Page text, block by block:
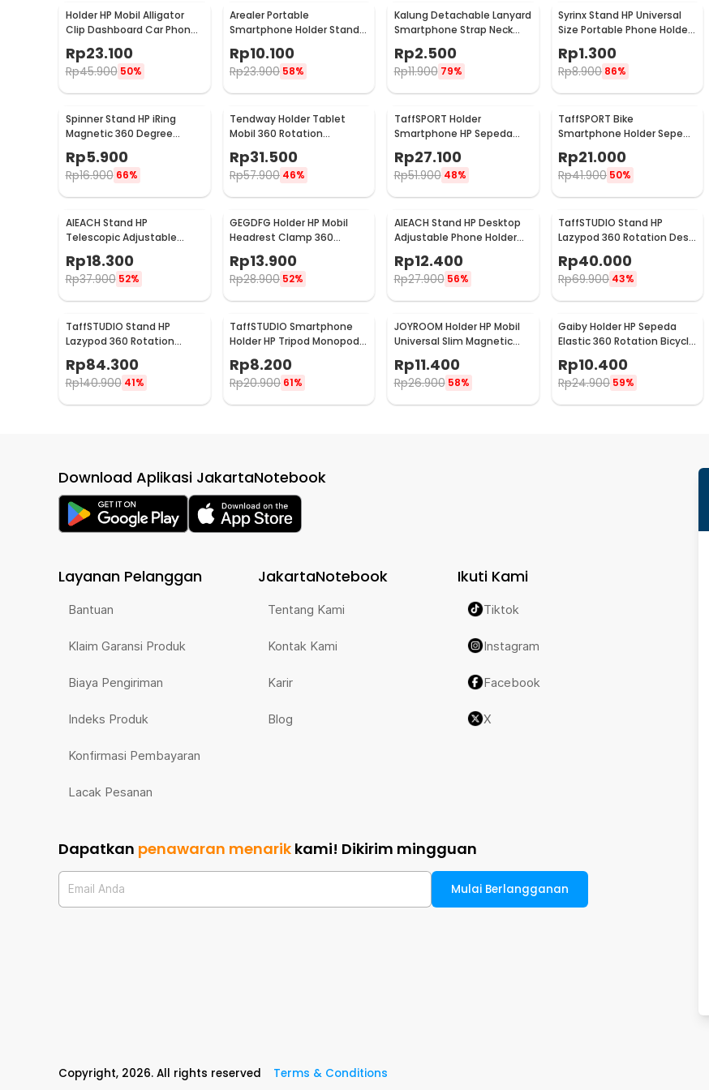
Holder HP Mobil Alligator
Clip Dashboard Car Phone
Rp23.100
Rp45.900 50%
Arealer Portable
Smartphone Holder Stand
Rp10.100
Rp23.900 58%
Kalung Detachable Lanyard
Smartphone Strap Neck
Rp2.500
Rp11.900 79%
Syrinx Stand HP Universal
Size Portable Phone Holder
Rp1.300
Rp8.900 86%
Spinner Stand HP iRing
Magnetic 360 Degree
Rp5.900
Rp16.900 66%
Tendway Holder Tablet
Mobil 360 Rotation
Headrest Mount 8-11 Inch -
SBT-1104
Rp31.500
Rp57.900 46%
TaffSPORT Holder
Smartphone HP Sepeda
Holder - YP07
Rp27.100
Rp51.900 48%
TaffSPORT Bike
Smartphone Holder Sepeda
BM03
Rp21.000
Rp41.900 50%
AIEACH Stand HP
Telescopic Adjustable
Phone Holder - K2
Rp18.300
Rp37.900 52%
GEGDFG Holder HP Mobil
Headrest Clamp 360
Rotation Car Phone Holder
- GP97
Rp13.900
Rp28.900 52%
AIEACH Stand HP Desktop
Adjustable Phone Holder
Rp12.400
Rp27.900 56%
TaffSTUDIO Stand HP
Lazypod 360 Rotation Desk
- D9
Rp40.000
Rp69.900 43%
TaffSTUDIO Stand HP
Lazypod 360 Rotation
Adjustable Phone Holder -
GH027
Rp84.300
Rp140.900 41%
TaffSTUDIO Smartphone
Holder HP Tripod Monopod
Clamp Mount 1/4 Thread -
F360
Rp8.200
Rp20.900 61%
JOYROOM Holder HP Mobil
Universal Slim Magnetic
Rp11.400
Rp26.900 58%
Gaiby Holder HP Sepeda
Elastic 360 Rotation Bicycle
Rp10.400
Rp24.900 59%
Download Aplikasi JakartaNotebook
Layanan Pelanggan
Bantuan
Klaim Garansi Produk
Biaya Pengiriman
Indeks Produk
Konfirmasi Pembayaran
Lacak Pesanan
JakartaNotebook
Tentang Kami
Kontak Kami
Karir
Blog
Ikuti Kami
Tiktok
Instagram
Facebook
X
Dapatkan penawaran menarik kami! Dikirim mingguan
Email Anda Mulai Berlangganan
Copyright, 2026. All rights reserved Terms & Conditions